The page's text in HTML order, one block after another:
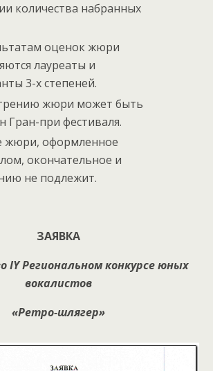
количества набранных
оценок жюри
лауреаты и
3-х степеней.
жюри может быть
Гран-при фестиваля.
жюри, оформленное
окончательное и
не подлежит.
ЗАЯВКА
IY Региональном конкурсе юных
вокалистов
«Ретро-шлягер»